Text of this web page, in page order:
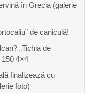
în Grecia (galerie
de caniculă!
„Tichia de
150 4×4
finalizează cu
foto)